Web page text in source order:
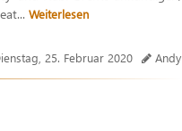
Weiterlesen
25. Februar 2020 Andy